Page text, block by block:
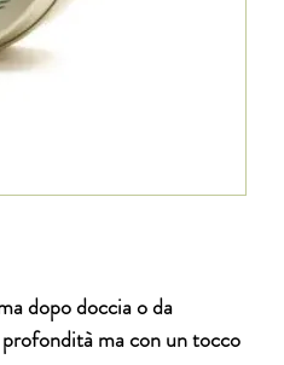
dopo doccia o da
ma con un tocco